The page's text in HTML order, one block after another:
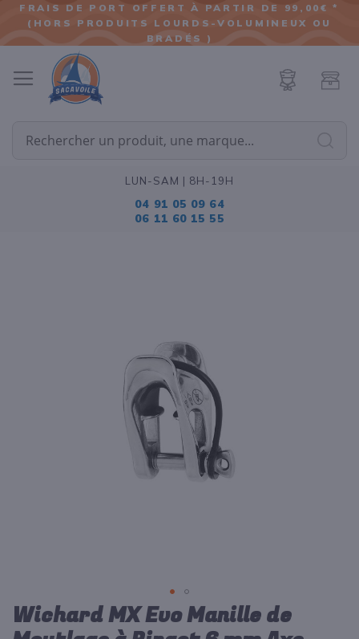
ALLER
AU
FRAIS DE PORT OFFERT À PARTIR DE 99,00€ *
(HORS PRODUITS LOURDS-VOLUMINEUX OU
BRADÉS )
LUN-SAM | 8H-19H
04 91 05 09 64
06 11 60 15 55
Passer
au
Wichard MX Evo Manille de